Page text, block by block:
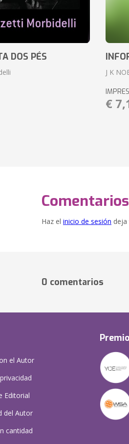
DOS PÉS
J K
€
Comentarios
Haz el inicio de sesión
0 comentarios
el Autor
Editorial
del Autor
cantidad